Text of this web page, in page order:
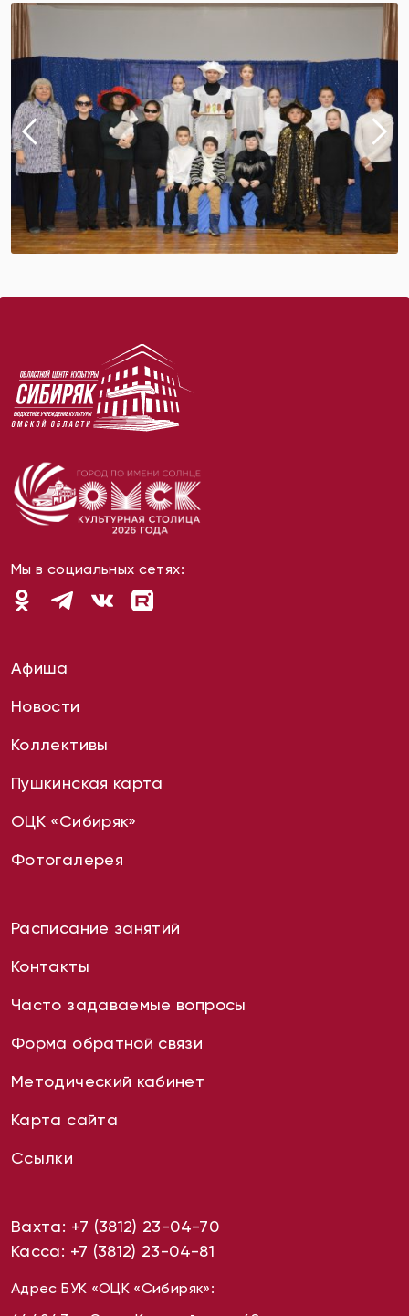
Мы в социальных сетях:
Афиша
Новости
Коллективы
Пушкинская карта
ОЦК «Сибиряк»
Фотогалерея
Расписание занятий
Контакты
Часто задаваемые вопросы
Форма обратной связи
Методический кабинет
Карта сайта
Ссылки
Вахта: +7 (3812) 23-04-70
Касса: +7 (3812) 23-04-81
Адрес БУК «ОЦК «Сибиряк»: